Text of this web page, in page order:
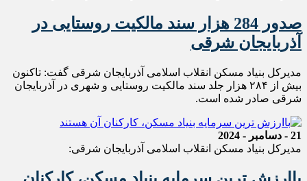
صدور 284 هزار سند مالکیت روستایی در
آذربایجان شرقی
مدیرکل بنیاد مسکن انقلاب اسلامی آذربایجان شرقی گفت: تاکنون
بیش از ۲۸۴ هزار جلد سند مالکیت روستایی و شهری در آذربایجان
شرقی صادر شده است.
21 - دسامبر - 2024
مدیرکل بنیاد مسکن انقلاب اسلامی آذربایجان شرقی: